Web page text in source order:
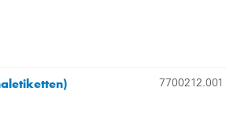
7700212.001